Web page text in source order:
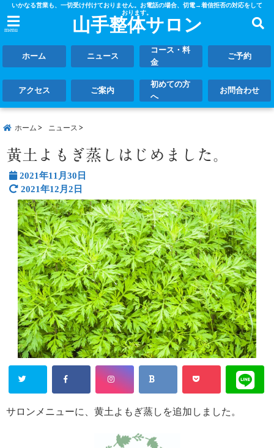
いかなる営業も、一切受け付けておりません。お電話の場合、切電→着信拒否の対応をして
おります。
menu 山手整体サロン
ホーム ニュース
コース・料
金
ご予約
アクセス ご案内
初めての方
へ
お問合わせ
ホーム ニュース
黄土よもぎ蒸しはじめました。
2021年11月30日
2021年12月2日
サロンメニューに、黄土よもぎ蒸しを追加しました。